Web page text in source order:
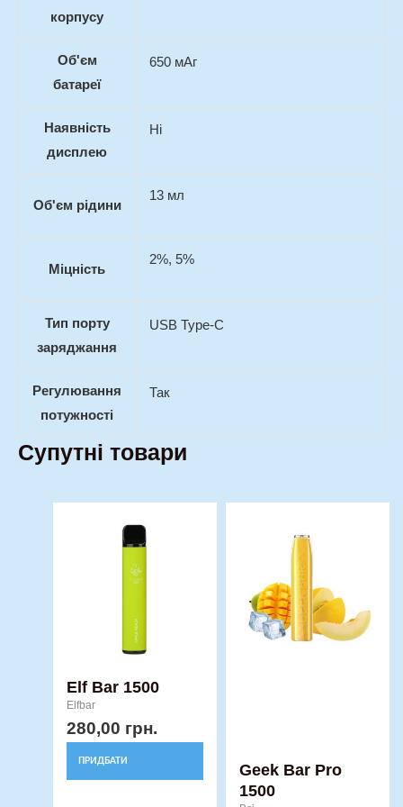
корпусу
Об'єм
батареї
650 мАг
Наявність
дисплею
Ні
Об'єм рідини
13 мл
Міцність
2%, 5%
Тип порту
заряджання
USB Type-C
Регулювання
потужності
Так
Супутні товари
Elf Bar 1500
Elfbar
280,00 грн.
ПРИДБАТИ
Параметри
вибрати
на
сторінці
товару
Geek Bar Pro
1500
260,00
кілька
варіантів.
Параметри